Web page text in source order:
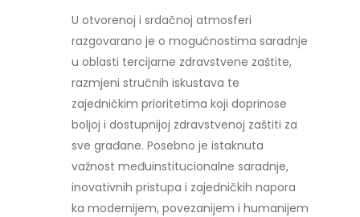
U otvorenoj i srdačnoj atmosferi
razgovarano je o mogućnostima saradnje
u oblasti tercijarne zdravstvene zaštite,
razmjeni stručnih iskustava te
zajedničkim prioritetima koji doprinose
boljoj i dostupnijoj zdravstvenoj zaštiti za
sve građane. Posebno je istaknuta
važnost međuinstitucionalne saradnje,
inovativnih pristupa i zajedničkih napora
ka modernijem, povezanijem i humanijem